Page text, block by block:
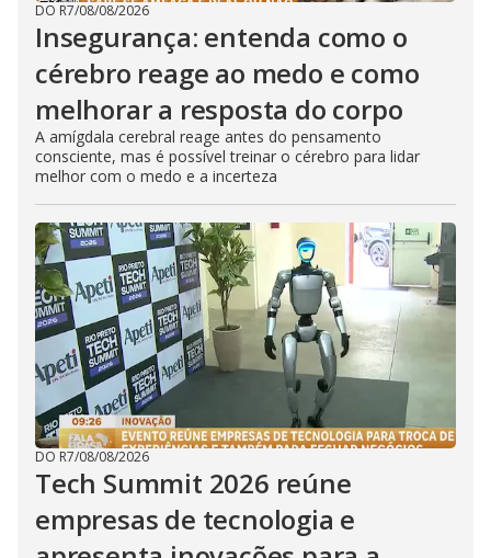
DO R7/08/08/2026
Insegurança: entenda como o
cérebro reage ao medo e como
melhorar a resposta do corpo
A amígdala cerebral reage antes do pensamento
consciente, mas é possível treinar o cérebro para lidar
melhor com o medo e a incerteza
DO R7/08/08/2026
Tech Summit 2026 reúne
empresas de tecnologia e